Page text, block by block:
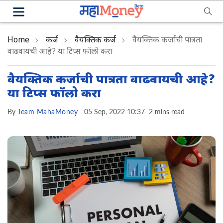
Home कर्ज वैयक्तिक कर्ज
वैयक्तिक कर्जाची पात्रता
वाढवायची आहे? या टिप्स फॉलो करा
वैयक्तिक कर्जाची पात्रता वाढवायची आहे?
या टिप्स फॉलो करा
By Team MahaMoney 05 Sep, 2022 10:37 2 mins read